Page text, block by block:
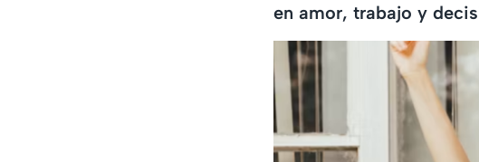
en amor, trabajo y